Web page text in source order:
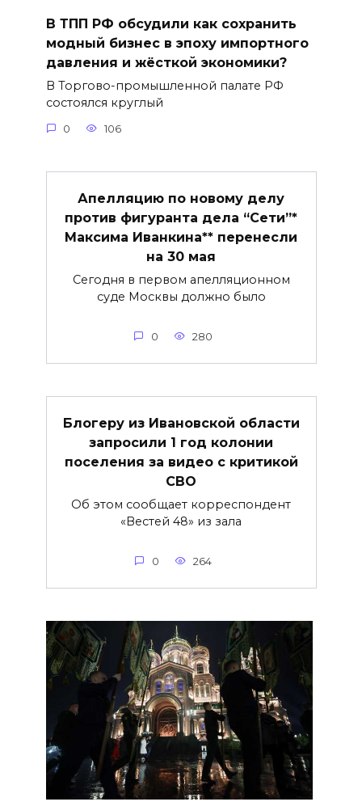
В ТПП РФ обсудили как сохранить
модный бизнес в эпоху импортного
давления и жёсткой экономики?
В Торгово-промышленной палате РФ
состоялся круглый
0 106
Апелляцию по новому делу
против фигуранта дела “Сети”*
Максима Иванкина** перенесли
на 30 мая
Сегодня в первом апелляционном
суде Москвы должно было
0 280
Блогеру из Ивановской области
запросили 1 год колонии
поселения за видео с критикой
СВО
Об этом сообщает корреспондент
«Вестей 48» из зала
0 264